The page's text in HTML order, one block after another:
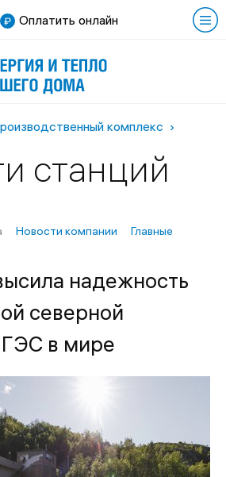
Оплатить онлайн
комплекс
станций
Новости компании
Главные
надежность
северной
в мире